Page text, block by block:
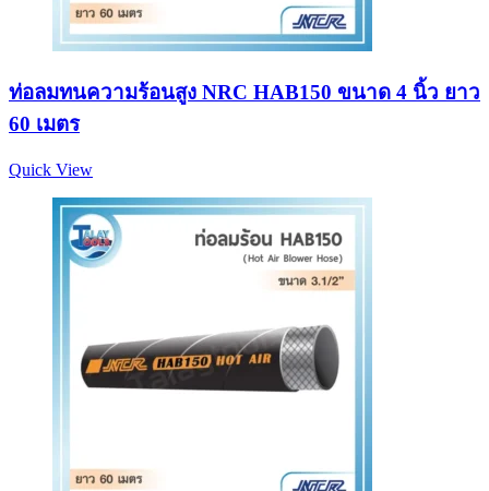
ท่อลมทนความร้อนสูง NRC HAB150 ขนาด 4 นิ้ว ยาว
60 เมตร
Quick View